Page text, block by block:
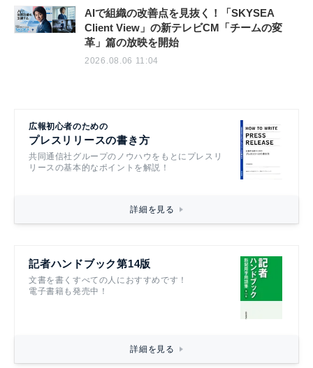
AIで組織の改善点を見抜く！「SKYSEA
Client View」の新テレビCM「チームの変
革」篇の放映を開始
2026.08.06 11:04
広報初心者のための
プレスリリースの書き方
共同通信社グループのノウハウをもとにプレスリ
リースの基本的なポイントを解説！
詳細を見る
記者ハンドブック第14版
文書を書くすべての人におすすめです！
電子書籍も発売中！
詳細を見る